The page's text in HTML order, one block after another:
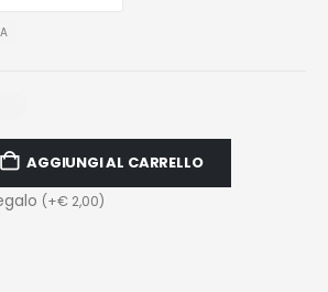
AGGIUNGI AL CARRELLO
(+€2,00)